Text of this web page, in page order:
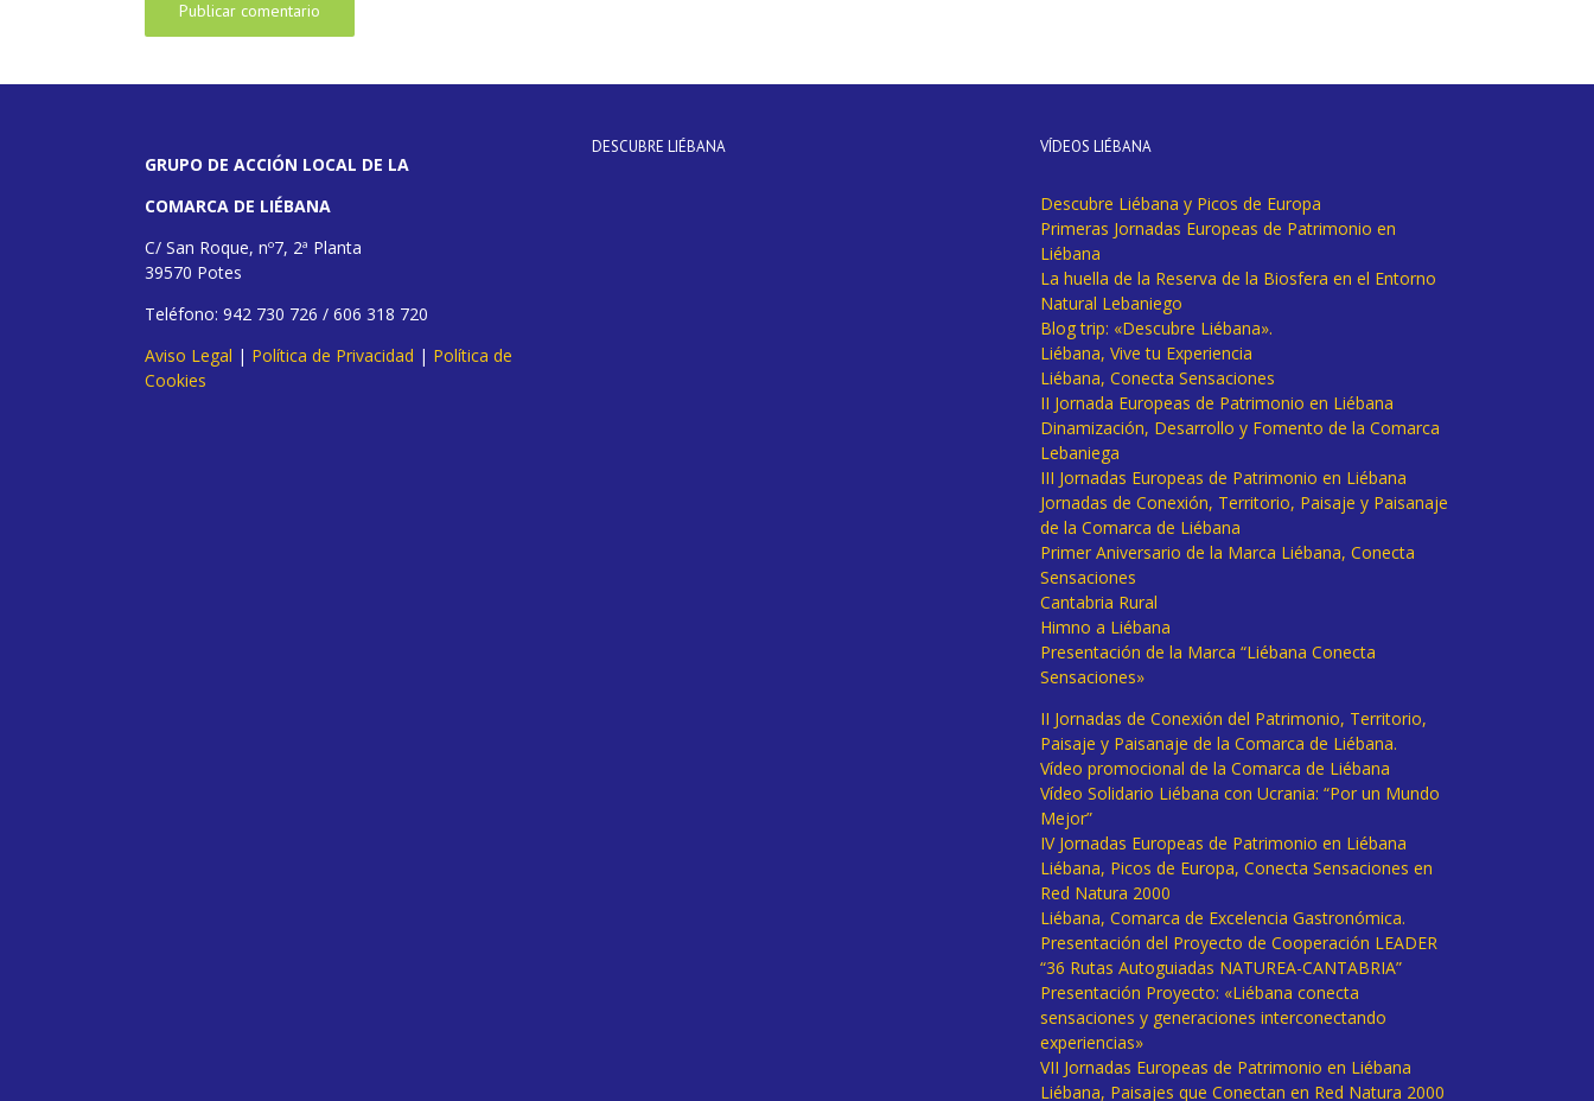
GRUPO DE ACCIÓN LOCAL DE LA
COMARCA DE LIÉBANA
C/ San Roque, nº7, 2ª Planta
39570 Potes
Teléfono: 942 730 726 / 606 318 720
Aviso Legal | Política de Privacidad | Política de
Cookies
DESCUBRE LIÉBANA VÍDEOS LIÉBANA
Descubre Liébana y Picos de Europa
Primeras Jornadas Europeas de Patrimonio en
Liébana
La huella de la Reserva de la Biosfera en el Entorno
Natural Lebaniego
Blog trip: «Descubre Liébana».
Liébana, Vive tu Experiencia
Liébana, Conecta Sensaciones
II Jornada Europeas de Patrimonio en Liébana
Dinamización, Desarrollo y Fomento de la Comarca
Lebaniega
III Jornadas Europeas de Patrimonio en Liébana
Jornadas de Conexión, Territorio, Paisaje y Paisanaje
de la Comarca de Liébana
Primer Aniversario de la Marca Liébana, Conecta
Sensaciones
Cantabria Rural
Himno a Liébana
Presentación de la Marca “Liébana Conecta
Sensaciones»
II Jornadas de Conexión del Patrimonio, Territorio,
Paisaje y Paisanaje de la Comarca de Liébana.
Vídeo promocional de la Comarca de Liébana
Vídeo Solidario Liébana con Ucrania: “Por un Mundo
Mejor”
IV Jornadas Europeas de Patrimonio en Liébana
Liébana, Picos de Europa, Conecta Sensaciones en
Red Natura 2000
Liébana, Comarca de Excelencia Gastronómica.
Presentación del Proyecto de Cooperación LEADER
“36 Rutas Autoguiadas NATUREA-CANTABRIA”
Presentación Proyecto: «Liébana conecta
sensaciones y generaciones interconectando
experiencias»
VII Jornadas Europeas de Patrimonio en Liébana
Liébana, Paisajes que Conectan en Red Natura 2000